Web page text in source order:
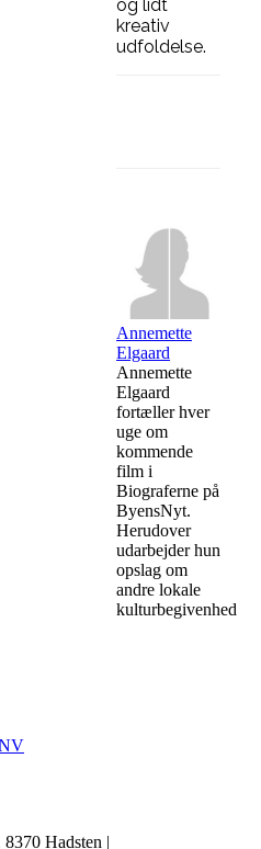
og lidt
kreativ
udfoldelse.
Annemette
Elgaard
Annemette
Elgaard
fortæller hver
uge om
kommende
film i
Biograferne på
ByensNyt.
Herudover
udarbejder hun
opslag om
andre lokale
kulturbegivenheder.
Hadsten |